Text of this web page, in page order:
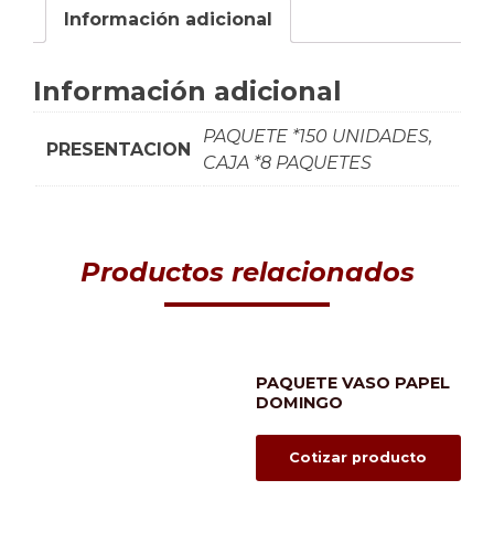
Información adicional
Información adicional
PRESENTACION
PAQUETE *150 UNIDADES,
CAJA *8 PAQUETES
Productos relacionados
PAQUETE VASO PAPEL
DOMINGO
Cotizar producto